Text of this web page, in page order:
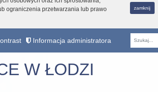
ograniczenia przetwarzania lub prawo
zamknij
Informacja administratora
Fraza
W ŁODZI